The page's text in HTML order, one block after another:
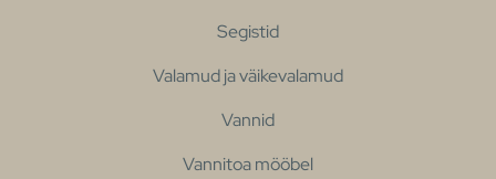
Segistid
Valamud ja väikevalamud
Vannid
Vannitoa mööbel